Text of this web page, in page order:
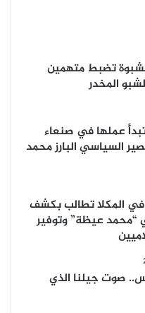
تضبط متهمين
المخدر
عملها في صنعاء
السياسي البارز محمد
المكلا تطالب بكشف
“محمد عيظة” وتوفير
صوت جيلنا الذي